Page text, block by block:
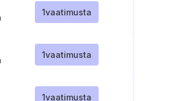
1vaatimusta
1vaatimusta
1vaatimusta